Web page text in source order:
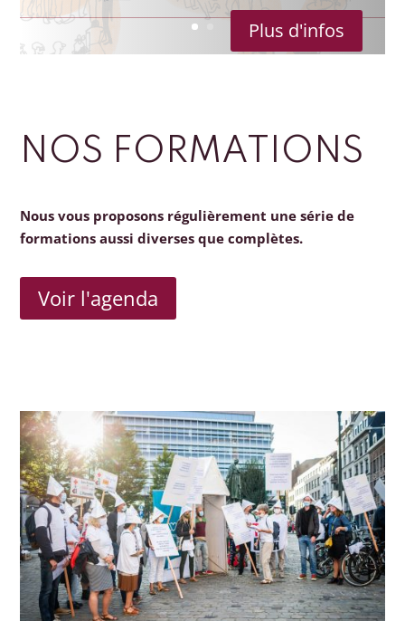
Plus d'infos
NOS FORMATIONS
Nous vous proposons régulièrement une série de
formations aussi diverses que complètes.
Voir l'agenda